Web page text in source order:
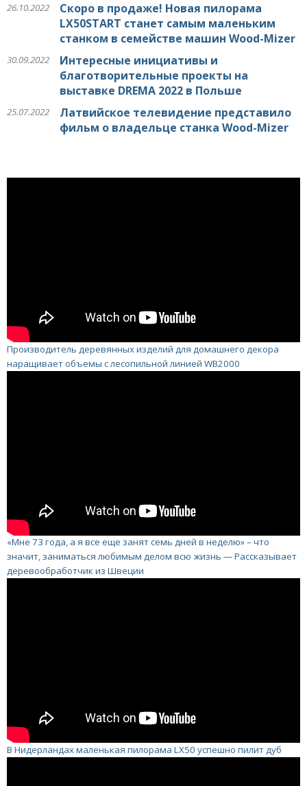
26.10.2022
Скоро в продаже! Новая пилорама
LX50START станет самым маленьким
станком в семействе машин Wood-Mizer
30.09.2022
Интересные инициативы и
благотворительные проекты на
выставке DREMA 2022 в Польше
25.07.2022
Латвийское телевидение представило
фильм о владельце станка Wood-Mizer
Производитель деревянных изделий для домашнего декора
наращивает объемы с лесопильной линией WB2000
«Мне 73 года, а я все еще занят семь дней в неделю» – что
значит, заниматься любимым делом всю жизнь — Рассказывает
деревообработчик из Швеции
В Нидерландах маленькая пилорама LX50 успешно пилит дуб